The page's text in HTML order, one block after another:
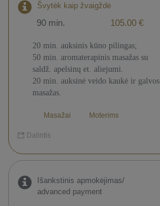
Švytėk kaip žvaigždė
90 min. 105.00 €
20 min. auksinis kūno pilingas;
50 min. aromaterapinis masažas su
saldž. apelsinų et. aliejumi.
20 min. auksinė veido kaukė ir galvos
masažas.
Masažai Moterims
Dalintis
Išankstinis apmokėjimas/
advanced payment